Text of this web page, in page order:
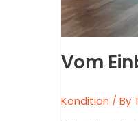
Vom
Kondition / By